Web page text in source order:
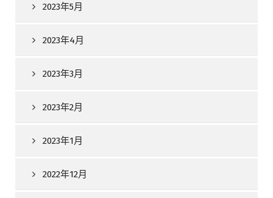
2023年5月
2023年4月
2023年3月
2023年2月
2023年1月
2022年12月